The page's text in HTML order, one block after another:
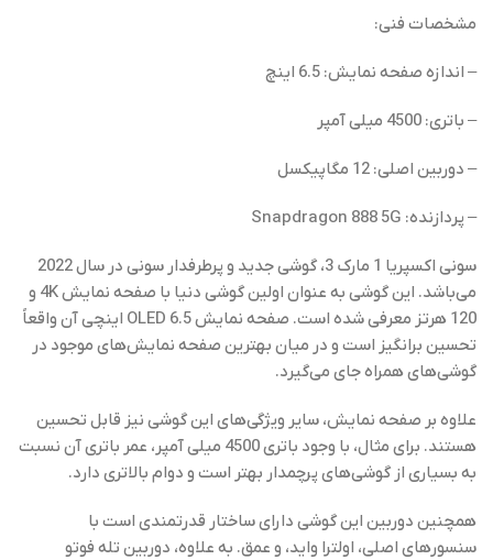
مشخصات فنی:
– اندازه صفحه نمایش: 6.5 اینچ
– باتری: 4500 میلی آمپر
– دوربین اصلی: 12 مگاپیکسل
– پردازنده: Snapdragon 888 5G
سونی اکسپریا 1 مارک 3، گوشی جدید و پرطرفدار سونی در سال 2022
می‌باشد. این گوشی به عنوان اولین گوشی دنیا با صفحه نمایش 4K و
120 هرتز معرفی شده است. صفحه نمایش OLED 6.5 اینچی آن واقعاً
تحسین برانگیز است و در میان بهترین صفحه نمایش‌های موجود در
گوشی‌های همراه جای می‌گیرد.
علاوه بر صفحه نمایش، سایر ویژگی‌های این گوشی نیز قابل تحسین
هستند. برای مثال، با وجود باتری 4500 میلی آمپر، عمر باتری آن نسبت
به بسیاری از گوشی‌های پرچمدار بهتر است و دوام بالاتری دارد.
همچنین دوربین این گوشی دارای ساختار قدرتمندی است با
سنسورهای اصلی، اولترا واید، و عمق. به علاوه، دوربین تله فوتو